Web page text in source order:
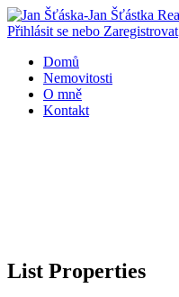
Přihlásit se nebo Zaregistrovat
Domů
Nemovitosti
O mně
Kontakt
List Properties